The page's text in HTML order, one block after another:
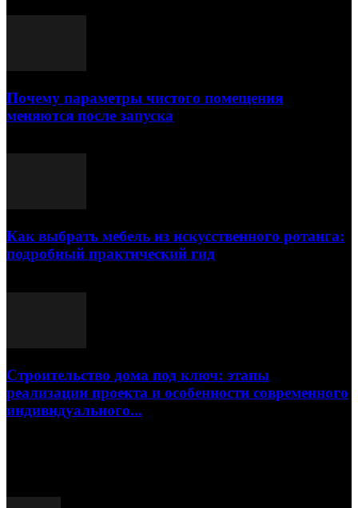
Почему параметры чистого помещения
меняются после запуска
Как выбрать мебель из искусственного ротанга:
подробный практический гид
Строительство дома под ключ: этапы
реализации проекта и особенности современного
индивидуального...